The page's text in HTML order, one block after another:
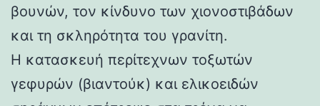
βουνών, τον κίνδυνο των χιονοστιβάδων
και τη σκληρότητα του γρανίτη.
Η κατασκευή περίτεχνων τοξωτών
γεφυρών (βιαντούκ) και ελικοειδών